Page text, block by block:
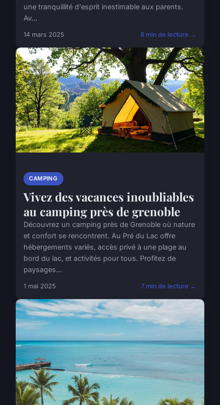
une tranquillité d'esprit inestimable aux parents.
Av...
14 mars 2025 6 min de lecture →
CAMPING
Vivez des vacances inoubliables
au camping près de grenoble
Découvrez un camping près de Grenoble où nature
et confort se rencontrent. Au Pré du Lac offre
hébergements variés, accès privé à une plage au
bord du lac, et activités pour tous. Profitez de
paysages...
1 mai 2025 7 min de lecture →